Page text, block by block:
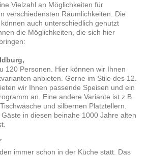
Vielzahl an Möglichkeiten für
verschiedensten Räumlichkeiten. Die
auch unterschiedlich genutzt
die Möglichkeiten, die sich hier
120 Personen. Hier können wir Ihnen
anbieten. Gerne im Stile des 12.
wir Ihnen passende Speisen und ein
an. Eine andere Variante ist z.B.
und silbernen Platztellern.
in diesen beinahe 1000 Jahre alten
immer schon in der Küche statt. Das